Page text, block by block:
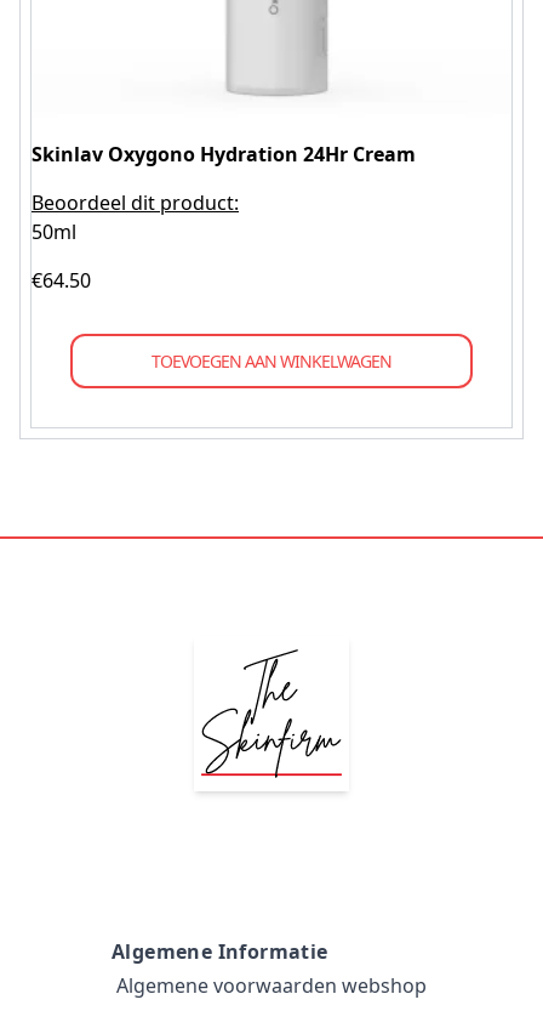
Skinlav Oxygono Hydration 24Hr Cream
Beoordeel dit product:
50ml
€64.50
TOEVOEGEN AAN WINKELWAGEN
Algemene Informatie
Algemene voorwaarden webshop